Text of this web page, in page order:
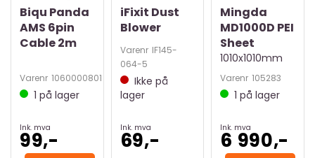
Biqu Panda
AMS 6pin
Cable 2m
Varenr 1060000801
1 på lager
Ink. mva
99,-
iFixit Dust
Blower
Varenr IF145-
064-5
Ikke på
lager
Ink. mva
69,-
Mingda
MD1000D PEI
Sheet
1010x1010mm
Varenr 105283
1 på lager
Ink. mva
6 990,-